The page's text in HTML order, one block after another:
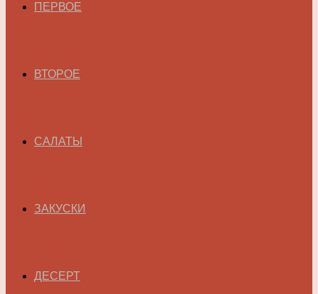
ПЕРВОЕ
ВТОРОЕ
САЛАТЫ
ЗАКУСКИ
ДЕСЕРТ